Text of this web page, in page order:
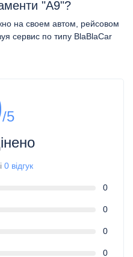
"А9"?
на своем автом, рейсовом
сервис по типу BlaBlaCar
/5
0 відгук
0
0
0
0